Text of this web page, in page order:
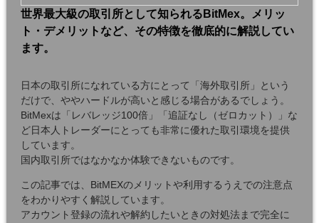
世界最大級の取引所として知られるBitMex。メリッ
ト・デメリットなど、その特徴を徹底的に解説してい
ます。
日本の取引所になれている方にとって「海外取引所」という
だけで、ややハードルが高いと感じる場合があるでしょう。
BitMexは「レバレッジ100倍」「追証なし（ゼロカット）」な
ど日本人トレーダーにとっても非常に優れた取引環境を提供
しています。
国内取引所ではなかなか体験できないものです。
この記事では、BitMEXのメリットや利用するうえでの注意点
をわかりやすく解説しています。
アカウント登録の流れや解約したいときの対処法まで完全に